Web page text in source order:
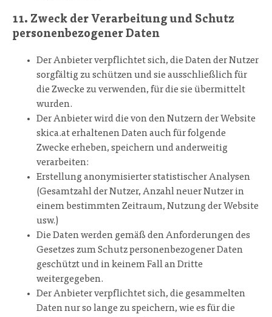
11. Zweck der Verarbeitung und Schutz
personenbezogener Daten
Der Anbieter verpflichtet sich, die Daten der Nutzer
sorgfältig zu schützen und sie ausschließlich für
die Zwecke zu verwenden, für die sie übermittelt
wurden.
Der Anbieter wird die von den Nutzern der Website
skica.at erhaltenen Daten auch für folgende
Zwecke erheben, speichern und anderweitig
verarbeiten:
Erstellung anonymisierter statistischer Analysen
(Gesamtzahl der Nutzer, Anzahl neuer Nutzer in
einem bestimmten Zeitraum, Nutzung der Website
usw.)
Die Daten werden gemäß den Anforderungen des
Gesetzes zum Schutz personenbezogener Daten
geschützt und in keinem Fall an Dritte
weitergegeben.
Der Anbieter verpflichtet sich, die gesammelten
Daten nur so lange zu speichern, wie es für die